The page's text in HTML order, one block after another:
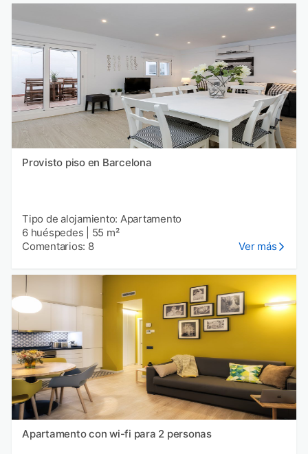
Provisto piso en Barcelona
Tipo de alojamiento: Apartamento
6 huéspedes
55 m²
Comentarios: 8
Ver más
Apartamento con wi-fi para 2 personas